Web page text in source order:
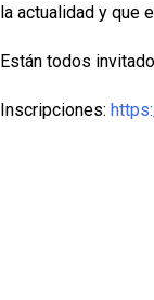
la actualidad y que
Están todos
Inscripciones: